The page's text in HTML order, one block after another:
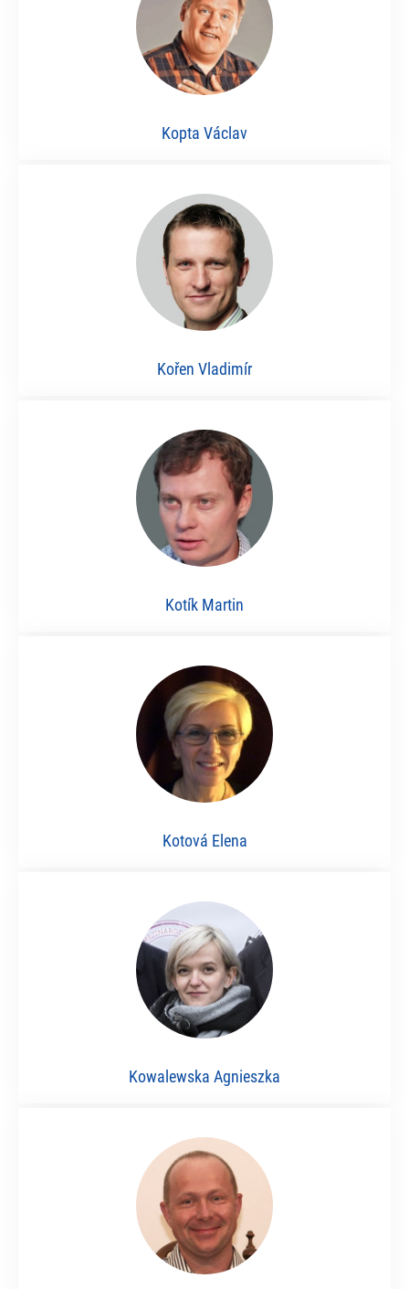
Kopta Václav
Kořen Vladimír
Kotík Martin
Kotová Elena
Kowalewska Agnieszka